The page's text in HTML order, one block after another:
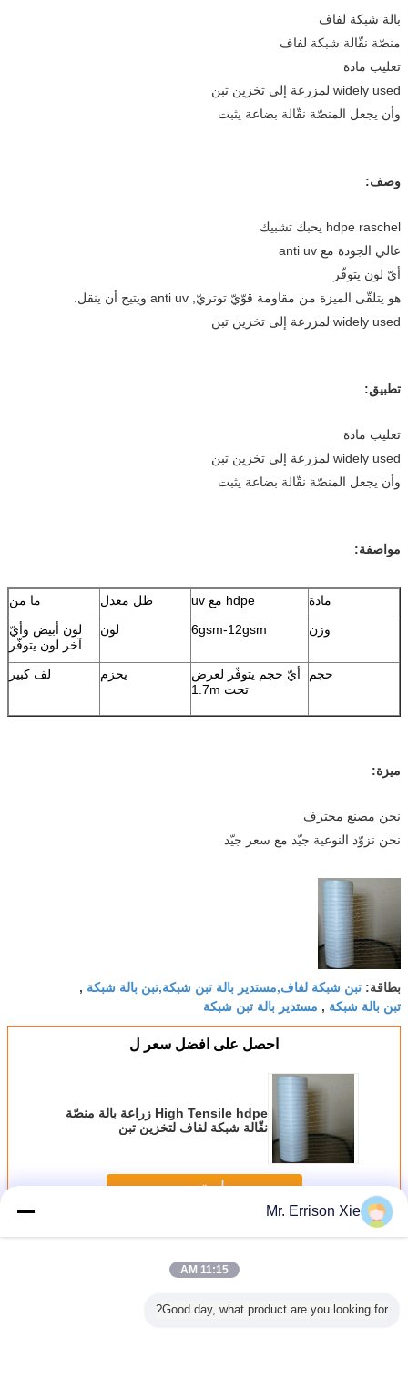
بالة شبكة لفاف
منصّة نقّالة شبكة لفاف
تعليب مادة
widely used لمزرعة إلى تخزين تبن
وأن يجعل المنصّة نقّالة بضاعة يثبت
وصف:
hdpe raschel يحبك تشبيك
عالي الجودة مع anti uv
أيّ لون يتوفّر
هو يتلقّى الميزة من مقاومة قوّيّ توتريّ, anti uv ويتيح أن ينقل.
widely used لمزرعة إلى تخزين تبن
تطبيق:
تعليب مادة
widely used لمزرعة إلى تخزين تبن
وأن يجعل المنصّة نقّالة بضاعة يثبت
مواصفة:
مادة hdpe مع uv ظل معدل
ما من
وزن
6gsm-12gsm لون
لون أبيض وأيّ
آخر لون يتوفّر
حجم
أيّ حجم يتوفّر لعرض
تحت 1.7m
يحزم لف كبير
ميزة:
نحن مصنع محترف
نحن نزوّد النوعية جيّد مع سعر جيّد
بطاقة: تبن شبكة لفاف,مستدير بالة تبن شبكة,تبن بالة شبكة ,
تبن بالة شبكة , مستدير بالة تبن شبكة
احصل على افضل سعر ل
High Tensile hdpe زراعة بالة منصّة
نقّالة شبكة لفاف لتخزين تبن
استمر
أكثربالة شبكة لفاف
Mr. Errison Xie
11:15 AM
Good day, what product are you looking for?